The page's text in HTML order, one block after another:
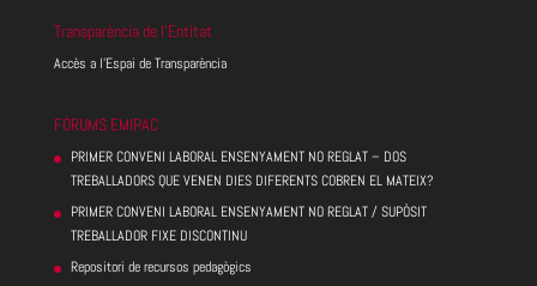
Transparència de l’Entitat
Accès a l’Espai de Transparència
FÓRUMS EMIPAC
PRIMER CONVENI LABORAL ENSENYAMENT NO REGLAT – DOS
TREBALLADORS QUE VENEN DIES DIFERENTS COBREN EL MATEIX?
PRIMER CONVENI LABORAL ENSENYAMENT NO REGLAT / SUPÒSIT
TREBALLADOR FIXE DISCONTINU
Repositori de recursos pedagògics